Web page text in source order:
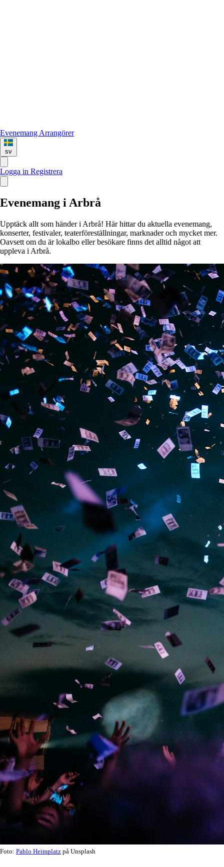
Evenemang Arrangörer
sv
Logga in Registrera
Evenemang i Arbrå
Upptäck allt som händer i Arbrå! Här hittar du aktuella evenemang,
konserter, festivaler, teaterföreställningar, marknader och mycket mer.
Oavsett om du är lokalbo eller besökare finns det alltid något att
uppleva i Arbrå.
Foto: Pablo Heimplatz på Unsplash